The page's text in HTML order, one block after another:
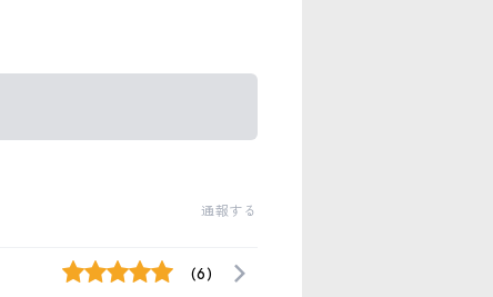
通報する
(6)